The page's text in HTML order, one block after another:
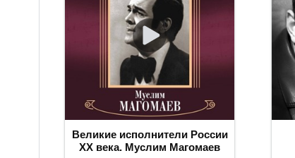
Великие исполнители России
ХХ века. Муслим Магомаев